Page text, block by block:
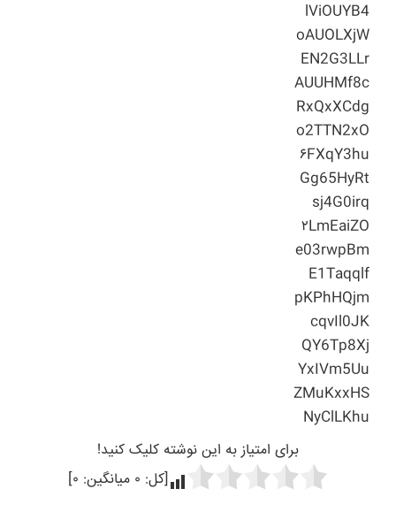
lViOUYB4
oAUOLXjW
EN2G3LLr
AUUHMf8c
RxQxXCdg
o2TTN2xO
۶FXqY3hu
Gg65HyRt
sj4G0irq
۲LmEaiZO
e03rwpBm
E1Taqqlf
pKPhHQjm
cqvIl0JK
QY6Tp8Xj
YxIVm5Uu
ZMuKxxHS
NyClLKhu
برای امتیاز به این نوشته کلیک کنید!
[کل: ۰ میانگین: ۰]